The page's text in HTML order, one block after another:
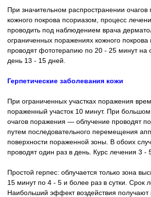
При значительном распространении очагов
кожного покрова псориазом, процесс
проводить под наблюдением врача
ограниченных поражениях кожного покрова
проводят фототерапию по 20 - 25 минут на
день 13 - 15 дней.
Герпетические заболевания кожи
При ограниченных участках поражения
пораженный участок 10 минут. При
очагов поражения — облучение проводят
путем последовательного перемещения
поверхности пораженной зоны. В обоих
проводят один раз в день. Курс лечения 3 -
Простой герпес: облучается только зона
15 минут по 4 - 5 и более раз в сутки. Срок
Наибольший эффект воздействия получают